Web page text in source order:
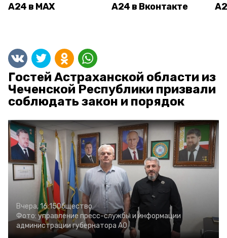
А24 в MAX А24 в Вконтакте
Гостей Астраханской области из
Чеченской Республики призвали
соблюдать закон и порядок
Вчера, 16:15Общество
Фото: управление пресс-службы и информации
администрации губернатора АО